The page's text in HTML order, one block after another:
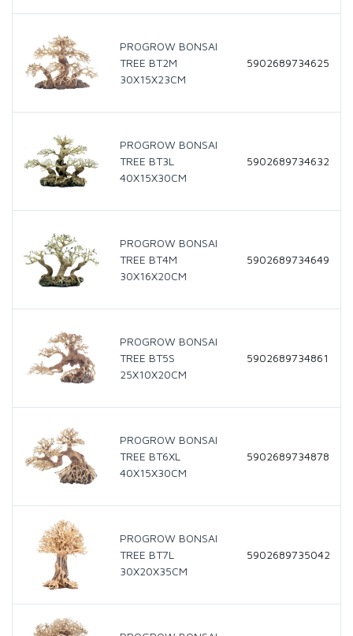
PROGROW BONSAI
TREE BT2M
30X15X23CM
5902689734625
PROGROW BONSAI
TREE BT3L
40X15X30CM
5902689734632
PROGROW BONSAI
TREE BT4M
30X16X20CM
5902689734649
PROGROW BONSAI
TREE BT5S
25X10X20CM
5902689734861
PROGROW BONSAI
TREE BT6XL
40X15X30CM
5902689734878
PROGROW BONSAI
TREE BT7L
30X20X35CM
5902689735042